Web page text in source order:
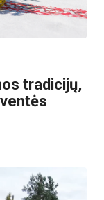
tradicijų,